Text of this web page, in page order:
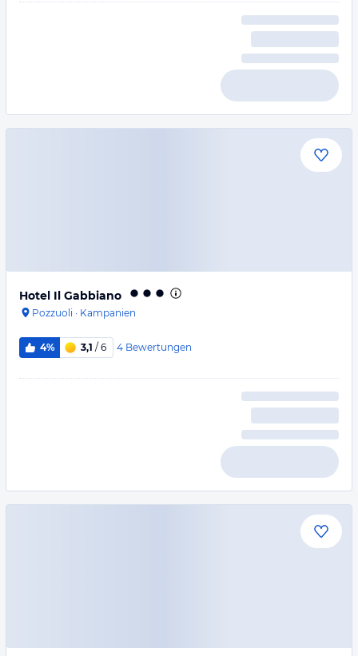
Hotel Il Gabbiano
Pozzuoli · Kampanien
4% 3,1 / 6 4 Bewertungen